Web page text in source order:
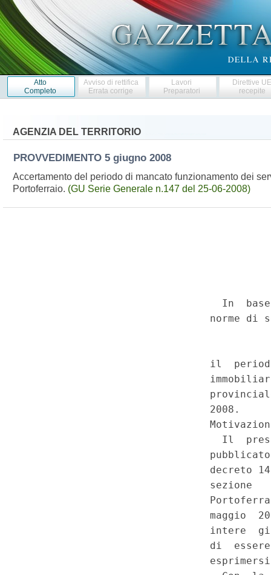
Atto
Completo
Avviso di rettifica
Errata corrige
Lavori
Preparatori
Direttive
recepite
AGENZIA DEL TERRITORIO
PROVVEDIMENTO 5 giugno 2008
Accertamento del periodo di mancato funzionamento dei
Portoferraio. (GU Serie Generale n.147 del 25-06-2008)